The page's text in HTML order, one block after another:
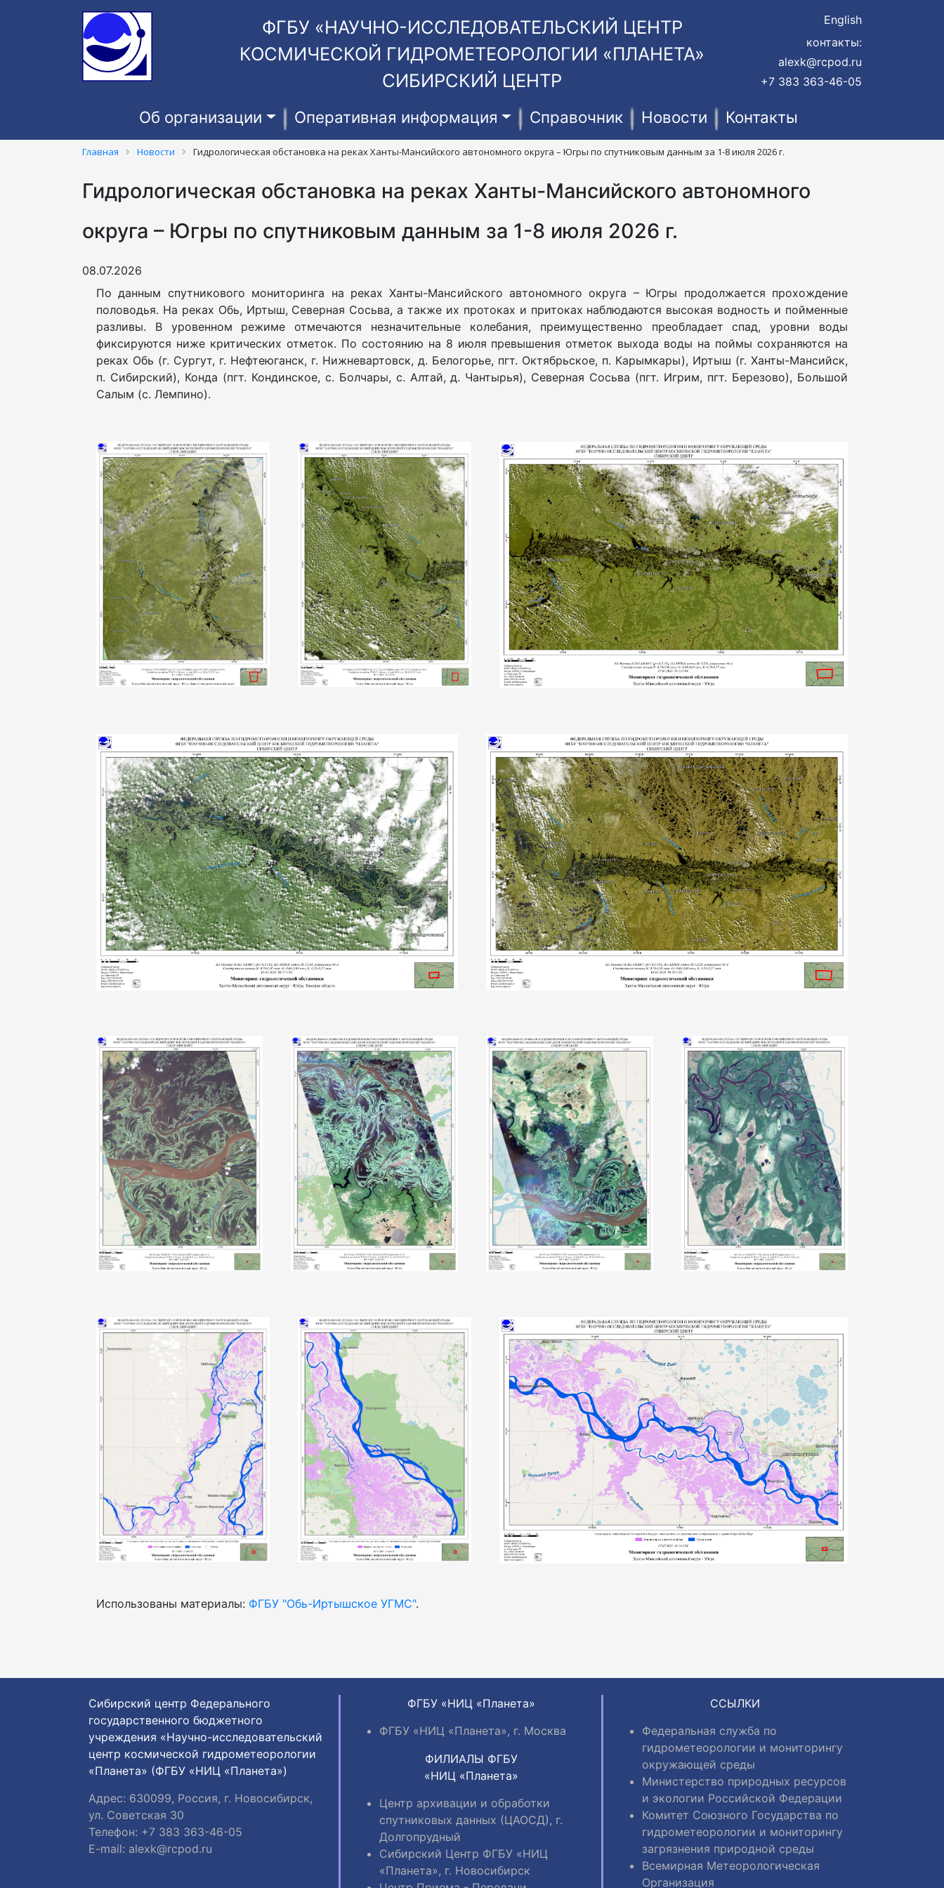
ФГБУ «НАУЧНО-ИССЛЕДОВАТЕЛЬСКИЙ ЦЕНТР
КОСМИЧЕСКОЙ ГИДРОМЕТЕОРОЛОГИИ «ПЛАНЕТА»
СИБИРСКИЙ ЦЕНТР
English
контакты:
alexk@rcpod.ru
+7 383 363-46-05
Об организации Оперативная информация Справочник Новости Контакты
Главная Новости Гидрологическая обстановка на реках Ханты-Мансийского автономного округа – Югры по спутниковым данным за 1-8 июля 2026 г.
Гидрологическая обстановка на реках Ханты-Мансийского автономного
округа – Югры по спутниковым данным за 1-8 июля 2026 г.
08.07.2026
По данным спутникового мониторинга на реках Ханты-Мансийского автономного округа – Югры продолжается прохождение
половодья. На реках Обь, Иртыш, Северная Сосьва, а также их протоках и притоках наблюдаются высокая водность и пойменные
разливы. В уровенном режиме отмечаются незначительные колебания, преимущественно преобладает спад, уровни воды
фиксируются ниже критических отметок. По состоянию на 8 июля превышения отметок выхода воды на поймы сохраняются на
реках Обь (г. Сургут, г. Нефтеюганск, г. Нижневартовск, д. Белогорье, пгт. Октябрьское, п. Карымкары), Иртыш (г. Ханты-Мансийск,
п. Сибирский), Конда (пгт. Кондинское, с. Болчары, с. Алтай, д. Чантырья), Северная Сосьва (пгт. Игрим, пгт. Березово), Большой
Салым (с. Лемпино).
Использованы материалы: ФГБУ "Обь-Иртышское УГМС".
Сибирский центр Федерального
государственного бюджетного
учреждения «Научно-исследовательский
центр космической гидрометеорологии
«Планета» (ФГБУ «НИЦ «Планета»)
Адрес: 630099, Россия, г. Новосибирск,
ул. Советская 30
Телефон: +7 383 363-46-05
E-mail: alexk@rcpod.ru
ФГБУ «НИЦ «Планета»
ФГБУ «НИЦ «Планета», г. Москва
ФИЛИАЛЫ ФГБУ
«НИЦ «Планета»
Центр архивации и обработки
спутниковых данных (ЦАОСД), г.
Долгопрудный
Сибирский Центр ФГБУ «НИЦ
«Планета», г. Новосибирск
ССЫЛКИ
Федеральная служба по
гидрометеорологии и мониторингу
окружающей среды
Министерство природных ресурсов
и экологии Российской Федерации
Комитет Союзного Государства по
гидрометеорологии и мониторингу
загрязнения природной среды
Всемирная Метеорологическая
Организация